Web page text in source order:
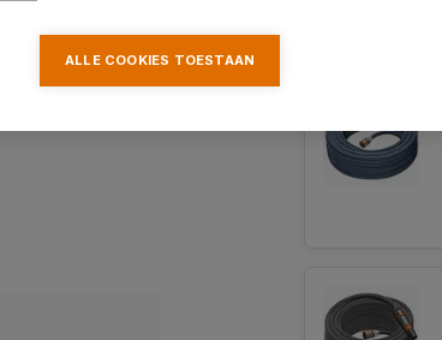
kunt laten
ALLE COOKIES TOESTAAN